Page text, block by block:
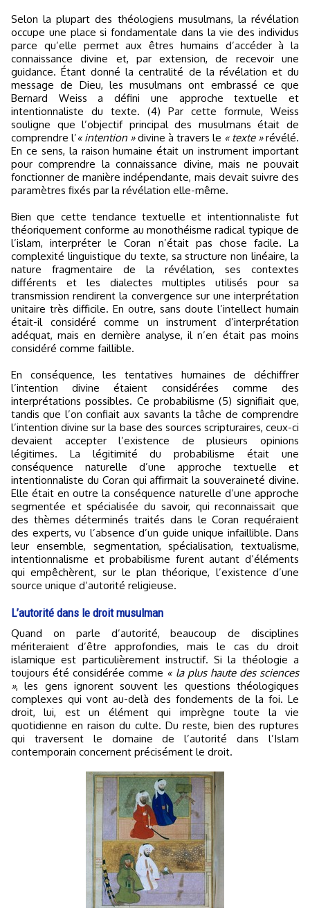
Selon la plupart des théologiens musulmans, la révélation
occupe une place si fondamentale dans la vie des individus
parce qu’elle permet aux êtres humains d’accéder à la
connaissance divine et, par extension, de recevoir une
guidance. Étant donné la centralité de la révélation et du
message de Dieu, les musulmans ont embrassé ce que
Bernard Weiss a défini une approche textuelle et
intentionnaliste du texte. (4) Par cette formule, Weiss
souligne que l’objectif principal des musulmans était de
comprendre l’« intention »divine à travers le « texte »révélé.
En ce sens, la raison humaine était un instrument important
pour comprendre la connaissance divine, mais ne pouvait
fonctionner de manière indépendante, mais devait suivre des
paramètres fixés par la révélation elle-même.
Bien que cette tendance textuelle et intentionnaliste fut
théoriquement conforme au monothéisme radical typique de
l’islam, interpréter le Coran n’était pas chose facile. La
complexité linguistique du texte, sa structure non linéaire, la
nature fragmentaire de la révélation, ses contextes
différents et les dialectes multiples utilisés pour sa
transmission rendirent la convergence sur une interprétation
unitaire très difficile. En outre, sans doute l’intellect humain
était-il considéré comme un instrument d’interprétation
adéquat, mais en dernière analyse, il n’en était pas moins
considéré comme faillible.
En conséquence, les tentatives humaines de déchiffrer
l’intention divine étaient considérées comme des
interprétations possibles. Ce probabilisme (5) signifiait que,
tandis que l’on confiait aux savants la tâche de comprendre
l’intention divine sur la base des sources scripturaires, ceux-ci
devaient accepter l’existence de plusieurs opinions
légitimes. La légitimité du probabilisme était une
conséquence naturelle d’une approche textuelle et
intentionnaliste du Coran qui affirmait la souveraineté divine.
Elle était en outre la conséquence naturelle d’une approche
segmentée et spécialisée du savoir, qui reconnaissait que
des thèmes déterminés traités dans le Coran requéraient
des experts, vu l’absence d’un guide unique infaillible. Dans
leur ensemble, segmentation, spécialisation, textualisme,
intentionnalisme et probabilisme furent autant d’éléments
qui empêchèrent, sur le plan théorique, l’existence d’une
source unique d’autorité religieuse.
L’autorité dans le droit musulman
Quand on parle d’autorité, beaucoup de disciplines
mériteraient d’être approfondies, mais le cas du droit
islamique est particulièrement instructif. Si la théologie a
toujours été considérée comme « la plus haute des sciences
», les gens ignorent souvent les questions théologiques
complexes qui vont au-delà des fondements de la foi. Le
droit, lui, est un élément qui imprègne toute la vie
quotidienne en raison du culte. Du reste, bien des ruptures
qui traversent le domaine de l’autorité dans l’Islam
contemporain concernent précisément le droit.